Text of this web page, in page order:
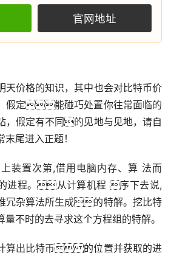
官网地址
天价格的知识，其中也会对比特币价
假定能碰巧处置你往常面临的
，假定有不同的见地与见地，请自
尾进入正题！
装置次第,借用电脑内存、算 法而
程。从计算机程 序下去说,
冗杂算法所生成的特解。挖比特
不时的去寻求这个方程组的特解。
算出比特币 的位置并获取的进